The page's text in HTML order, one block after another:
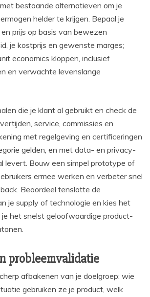
bestaande alternatieven om je
helder te krijgen. Bepaal je
prijs op basis van bewezen
je kostprijs en gewenste marges;
economics kloppen, inclusief
en verwachte levenslange
die je klant al gebruikt en check de
service, commissies en
met regelgeving en certificeringen
gelden, en met data- en privacy-
levert. Bouw een simpel prototype of
ermee werken en verbeter snel
Beoordeel tenslotte de
je supply of technologie en kies het
het snelst geloofwaardige product-
probleemvalidatie
afbakenen van je doelgroep: wie
gebruiken ze je product, welk